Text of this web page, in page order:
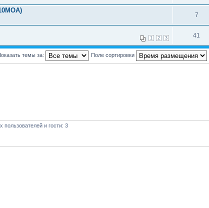
7
1 2 3 41
темы за: Поле сортировки
и гости: 3